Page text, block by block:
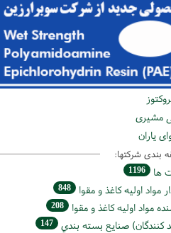
بندی شرکتها:
ها 1196
مواد اوليه كاغذ و مقوا 848
مواد اوليه كاغذ و مقوا 208
كنندگان) صنايع بسته بندي 147